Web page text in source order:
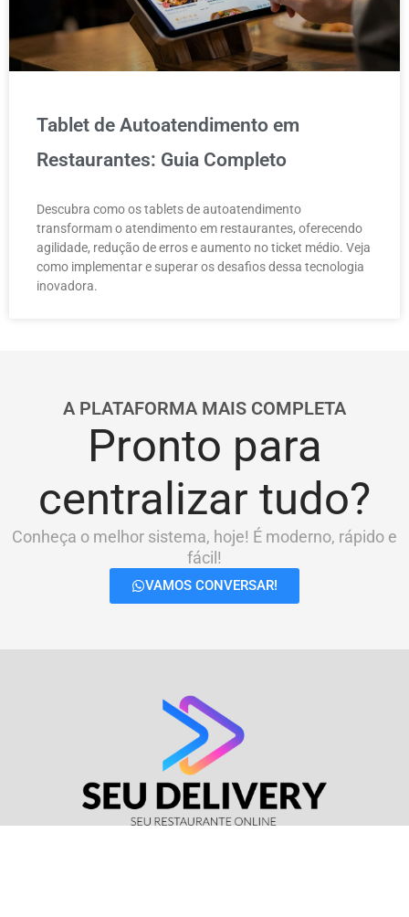
Tablet de Autoatendimento em
Restaurantes: Guia Completo
Descubra como os tablets de autoatendimento
transformam o atendimento em restaurantes, oferecendo
agilidade, redução de erros e aumento no ticket médio. Veja
como implementar e superar os desafios dessa tecnologia
inovadora.
A PLATAFORMA MAIS COMPLETA
Pronto para
centralizar tudo?
Conheça o melhor sistema, hoje! É moderno, rápido e
fácil!
VAMOS CONVERSAR!